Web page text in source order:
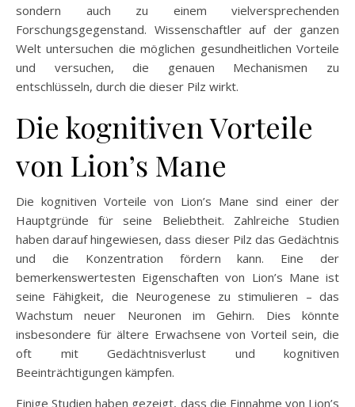
sondern auch zu einem vielversprechenden
Forschungsgegenstand. Wissenschaftler auf der ganzen
Welt untersuchen die möglichen gesundheitlichen Vorteile
und versuchen, die genauen Mechanismen zu
entschlüsseln, durch die dieser Pilz wirkt.
Die kognitiven Vorteile
von Lion’s Mane
Die kognitiven Vorteile von Lion’s Mane sind einer der
Hauptgründe für seine Beliebtheit. Zahlreiche Studien
haben darauf hingewiesen, dass dieser Pilz das Gedächtnis
und die Konzentration fördern kann. Eine der
bemerkenswertesten Eigenschaften von Lion’s Mane ist
seine Fähigkeit, die Neurogenese zu stimulieren – das
Wachstum neuer Neuronen im Gehirn. Dies könnte
insbesondere für ältere Erwachsene von Vorteil sein, die
oft mit Gedächtnisverlust und kognitiven
Beeinträchtigungen kämpfen.
Einige Studien haben gezeigt, dass die Einnahme von Lion’s